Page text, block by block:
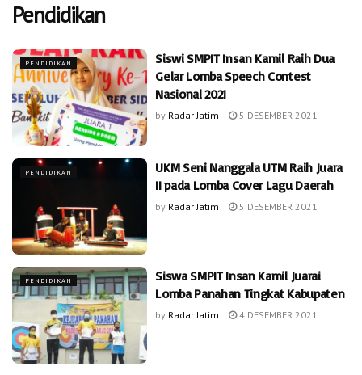
Pendidikan
PENDIDIKAN
Siswi SMPIT Insan Kamil Raih Dua
Gelar Lomba Speech Contest
Nasional 2021
by Radar Jatim 5 DESEMBER 2021
PENDIDIKAN
UKM Seni Nanggala UTM Raih Juara
II pada Lomba Cover Lagu Daerah
by Radar Jatim 5 DESEMBER 2021
PENDIDIKAN
Siswa SMPIT Insan Kamil Juarai
Lomba Panahan Tingkat Kabupaten
by Radar Jatim 4 DESEMBER 2021